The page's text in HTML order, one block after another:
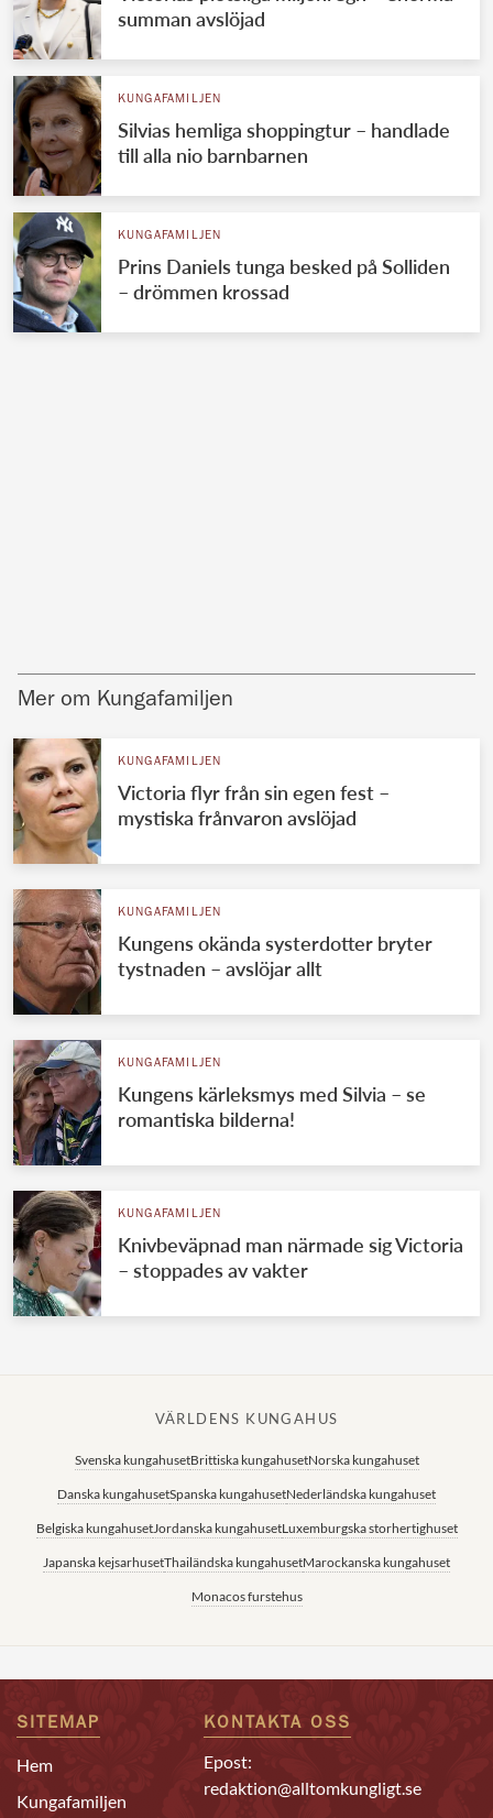
summan avslöjad
KUNGAFAMILJEN
Silvias hemliga shoppingtur – handlade
till alla nio barnbarnen
KUNGAFAMILJEN
Prins Daniels tunga besked på Solliden
– drömmen krossad
Mer om Kungafamiljen
KUNGAFAMILJEN
Victoria flyr från sin egen fest –
mystiska frånvaron avslöjad
KUNGAFAMILJEN
Kungens okända systerdotter bryter
tystnaden – avslöjar allt
KUNGAFAMILJEN
Kungens kärleksmys med Silvia – se
romantiska bilderna!
KUNGAFAMILJEN
Knivbeväpnad man närmade sig Victoria
– stoppades av vakter
VÄRLDENS KUNGAHUS
Svenska kungahusetBrittiska kungahusetNorska kungahuset
Danska kungahusetSpanska kungahusetNederländska kungahuset
Belgiska kungahusetJordanska kungahusetLuxemburgska storhertighuset
Japanska kejsarhusetThailändska kungahusetMarockanska kungahuset
Monacos furstehus
SITEMAP
Hem
Kungafamiljen
KONTAKTA OSS
Epost:
redaktion@alltomkungligt.se